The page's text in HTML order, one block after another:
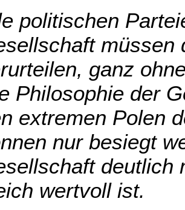
politischen
müssen
ganz
Philosophie der
extremen Polen
nur besiegt
deutlich
wertvoll ist.